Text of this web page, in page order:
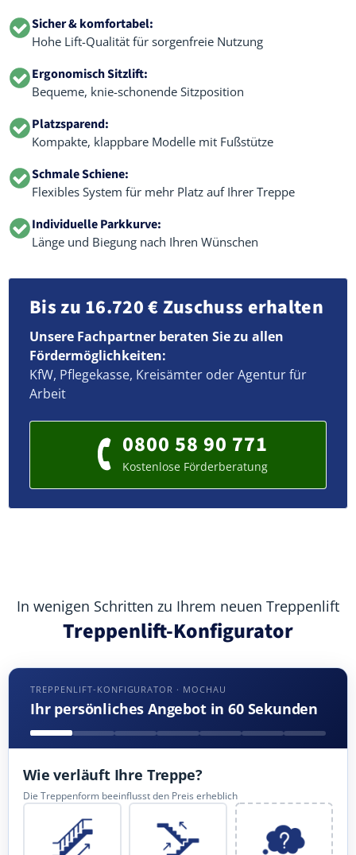
Sicher & komfortabel:
Hohe Lift-Qualität für sorgenfreie Nutzung
Ergonomisch Sitzlift:
Bequeme, knie-schonende Sitzposition
Platzsparend:
Kompakte, klappbare Modelle mit Fußstütze
Schmale Schiene:
Flexibles System für mehr Platz auf Ihrer Treppe
Individuelle Parkkurve:
Länge und Biegung nach Ihren Wünschen
Bis zu 16.720 € Zuschuss erhalten
Unsere Fachpartner beraten Sie zu allen
Fördermöglichkeiten:
KfW, Pflegekasse, Kreisämter oder Agentur für
Arbeit
0800 58 90 771
Kostenlose Förderberatung
In wenigen Schritten zu Ihrem neuen Treppenlift
Treppenlift-Konfigurator
TREPPENLIFT-KONFIGURATOR · MOCHAU
Ihr persönliches Angebot in 60 Sekunden
Wie verläuft Ihre Treppe?
Die Treppenform beeinflusst den Preis erheblich